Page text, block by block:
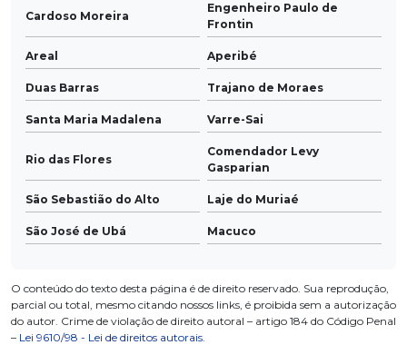
Cardoso Moreira
Engenheiro Paulo de
Frontin
Areal Aperibé
Duas Barras Trajano de Moraes
Santa Maria Madalena Varre-Sai
Rio das Flores
Comendador Levy
Gasparian
São Sebastião do Alto Laje do Muriaé
São José de Ubá Macuco
O conteúdo do texto desta página é de direito reservado. Sua reprodução,
parcial ou total, mesmo citando nossos links, é proibida sem a autorização
do autor. Crime de violação de direito autoral – artigo 184 do Código Penal
– Lei 9610/98 - Lei de direitos autorais